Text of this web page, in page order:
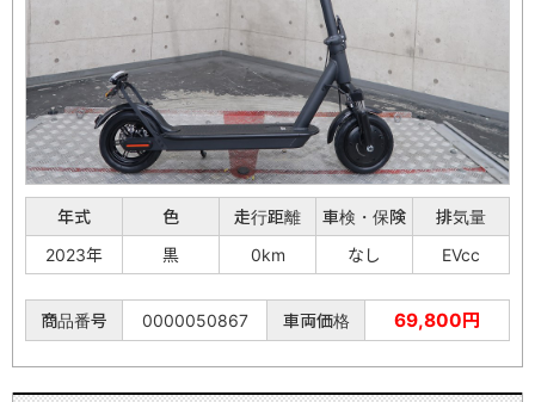
年式 色 走行距離 車検・保険
排気量
2023年
黒 0km なし EVcc
商品番号 0000050867 車両価格 69,800円